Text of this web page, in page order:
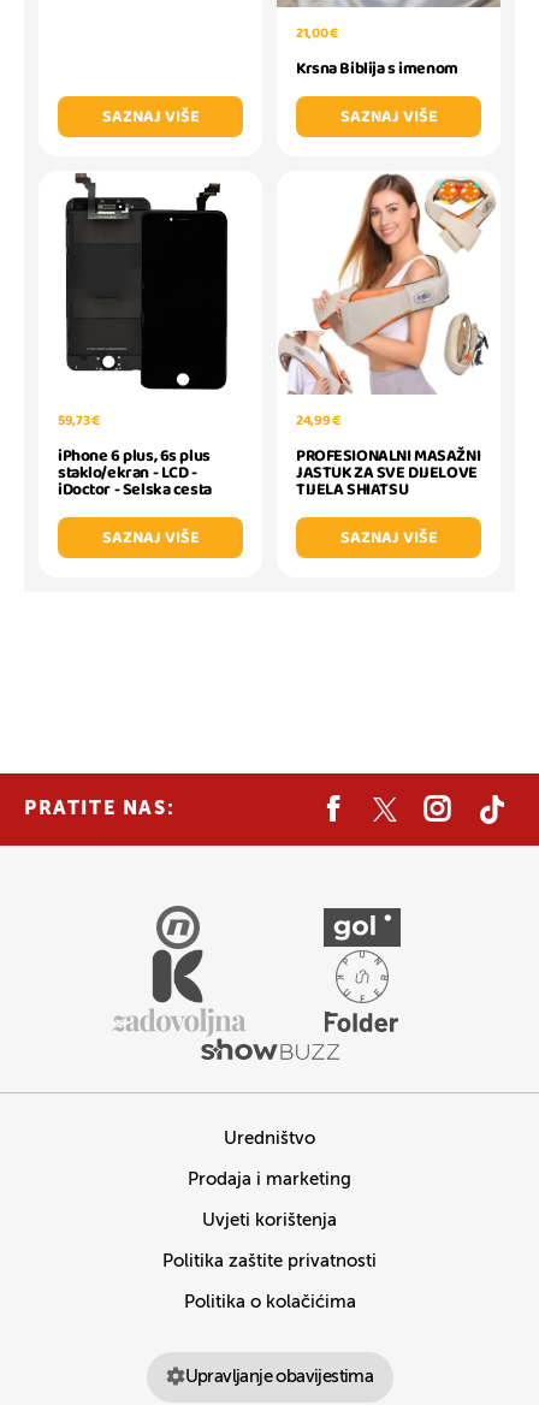
SAZNAJ VIŠE
21,00 €
Krsna Biblija s imenom
SAZNAJ VIŠE
59,73 €
iPhone 6 plus, 6s plus
staklo/ekran - LCD -
iDoctor - Selska cesta
SAZNAJ VIŠE
24,99 €
PROFESIONALNI MASAŽNI
JASTUK ZA SVE DIJELOVE
TIJELA SHIATSU
SAZNAJ VIŠE
PRATITE NAS:
Uredništvo
Prodaja i marketing
Uvjeti korištenja
Politika zaštite privatnosti
Politika o kolačićima
Upravljanje obavijestima